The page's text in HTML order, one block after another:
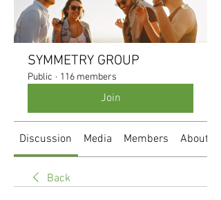
SYMMETRY GROUP
Public · 116 members
Join
Discussion Media Members About
Back